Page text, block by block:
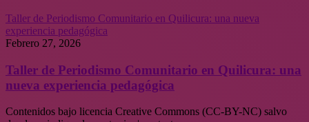
Taller de Periodismo Comunitario en Quilicura: una nueva
experiencia pedagógica
Febrero 27, 2026
Taller de Periodismo Comunitario en Quilicura: una
nueva experiencia pedagógica
Contenidos bajo licencia Creative Commons (CC-BY-NC) salvo